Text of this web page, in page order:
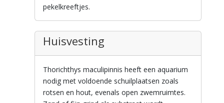
pekelkreeftjes.
Huisvesting
Thorichthys maculipinnis heeft een aquarium
nodig met voldoende schuilplaatsen zoals
rotsen en hout, evenals open zwemruimtes.